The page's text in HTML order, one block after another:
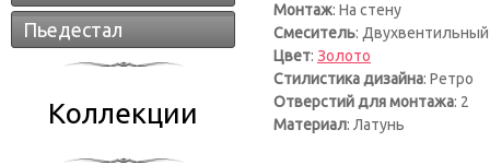
Пьедестал
Коллекции
Монтаж: На стену
Смеситель: Двухвентильный
Цвет: Золото
Стилистика дизайна: Ретро
Отверстий для монтажа: 2
Материал: Латунь